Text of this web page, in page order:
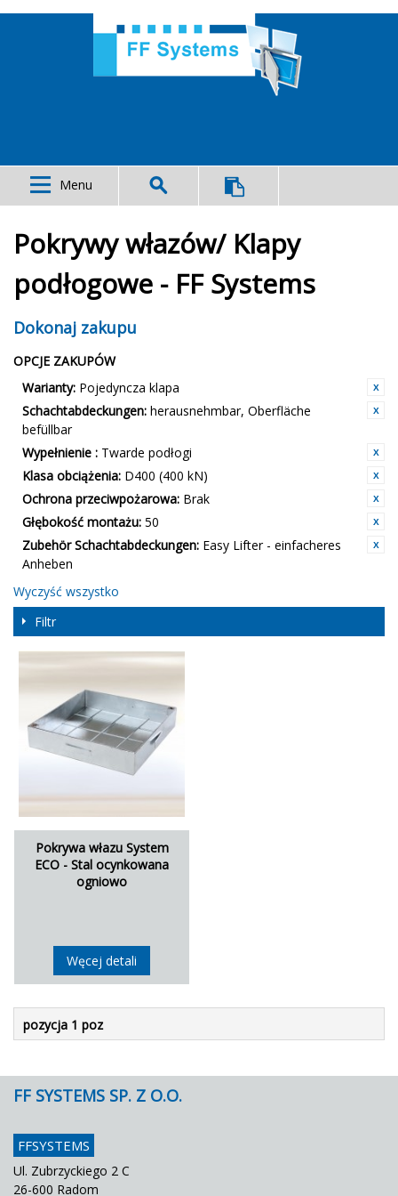
Menu
Pokrywy włazów/ Klapy
podłogowe - FF Systems
Dokonaj zakupu
OPCJE ZAKUPÓW
Warianty: Pojedyncza klapa
Schachtabdeckungen: herausnehmbar, Oberfläche
befüllbar
Wypełnienie : Twarde podłogi
Klasa obciążenia: D400 (400 kN)
Ochrona przeciwpożarowa: Brak
Głębokość montażu: 50
Zubehör Schachtabdeckungen: Easy Lifter - einfacheres
Anheben
Wyczyść wszystko
Filtr
Pokrywa włazu System
ECO - Stal ocynkowana
ogniowo
Węcej detali
pozycja 1 poz
FF SYSTEMS SP. Z O.O.
FFSYSTEMS
Ul. Zubrzyckiego 2 C
26-600 Radom